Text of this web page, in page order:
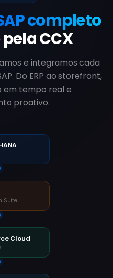
completo
CCX
e integramos cada
Do ERP ao storefront,
em tempo real e
proativo.
Suite
Cloud